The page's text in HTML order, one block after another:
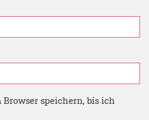
speichern, bis ich